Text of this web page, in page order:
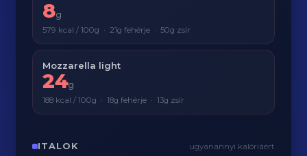
8g
579 kcal / 100g · 21g fehérje · 50g zsír
Mozzarella light
24g
188 kcal / 100g · 18g fehérje · 13g zsír
ITALOK ugyanannyi kalóriáért